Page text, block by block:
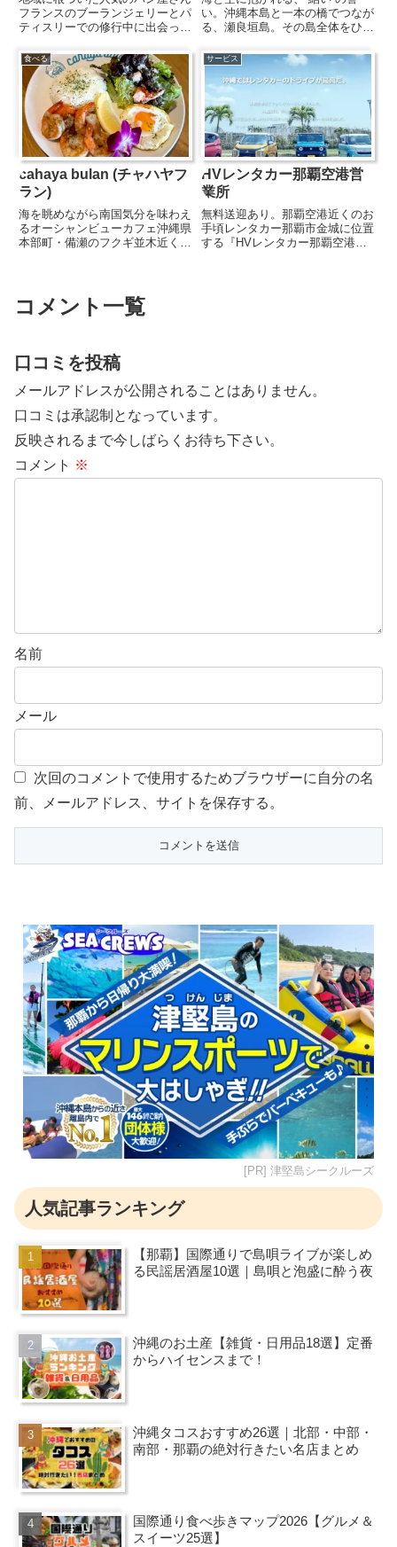
フランスのブーランジェリーとパ
ティスリーでの修行中に出会った
る人気のパンとスイーツのお店。
こぢんまりとした店内にはフラン
スの製法をベースに、沖縄で収穫
された旬の食材を使ったパンや
ケ...
い。沖縄本島と一本の橋でつなが
る、瀬良垣島。その島全体をひと
トリージェンシー瀬良垣アイラン
ド沖縄にあるのが、『瀬良垣島教
会』です。ここだけの魅力は、“1
島1リゾート”という唯一無二...
食べる
cahaya bulan (チャハヤブ
ラン)
海を眺めながら南国気分を味わえ
るオーシャンビューカフェ沖縄県
本部町・備瀬のフクギ並木近くに
ーションで、ゆったりとした時間
を過ごせる人気の...
サービス
HVレンタカー那覇空港営
業所
無料送迎あり。那覇空港近くのお
手頃レンタカー那覇市金城に位置
する『HVレンタカー那覇空港営
コメント一覧
口コミを投稿
メールアドレスが公開されることはありません。
口コミは承認制となっています。
反映されるまで今しばらくお待ち下さい。
コメント ※
名前
メール
次回のコメントで使用するためブラウザーに自分の名
前、メールアドレス、サイトを保存する。
[PR] 津堅島シークルーズ
人気記事ランキング
【那覇】国際通りで島唄ライブが楽しめ
る民謡居酒屋10選｜島唄と泡盛に酔う夜
沖縄のお土産【雑貨・日用品18選】定番
からハイセンスまで！
沖縄タコスおすすめ26選｜北部・中部・
南部・那覇の絶対行きたい名店まとめ
国際通り食べ歩きマップ2026【グルメ＆
スイーツ25選】